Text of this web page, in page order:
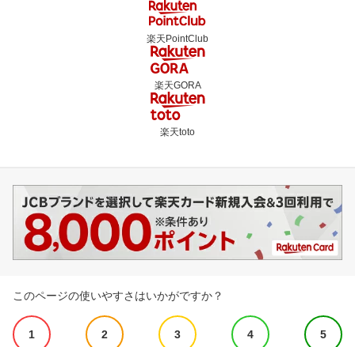
楽天PointClub
楽天GORA
楽天toto
このページの使いやすさはいかがですか？
1 2 3 4 5